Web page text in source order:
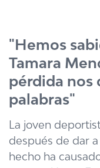
"Hemos
Tamara
pérdida nos
palabras"
La joven
después de dar
hecho ha